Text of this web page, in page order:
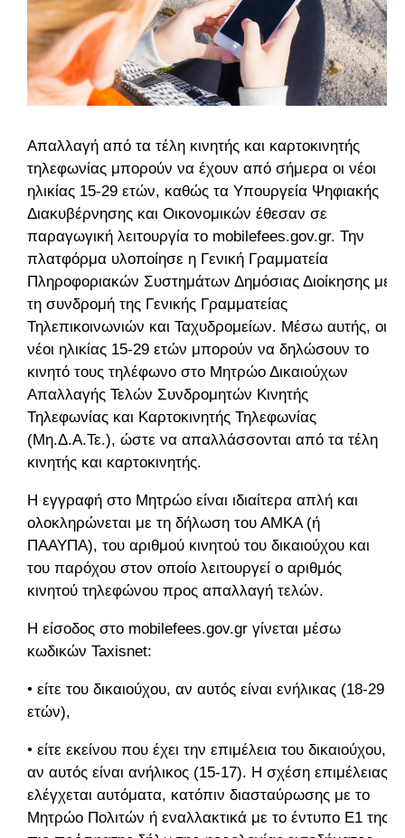
Απαλλαγή από τα τέλη κινητής και καρτοκινητής
τηλεφωνίας μπορούν να έχουν από σήμερα οι νέοι
ηλικίας 15-29 ετών, καθώς τα Υπουργεία Ψηφιακής
Διακυβέρνησης και Οικονομικών έθεσαν σε
παραγωγική λειτουργία το mobilefees.gov.gr. Την
πλατφόρμα υλοποίησε η Γενική Γραμματεία
Πληροφοριακών Συστημάτων Δημόσιας Διοίκησης με
τη συνδρομή της Γενικής Γραμματείας
Τηλεπικοινωνιών και Ταχυδρομείων. Μέσω αυτής, οι
νέοι ηλικίας 15-29 ετών μπορούν να δηλώσουν το
κινητό τους τηλέφωνο στο Μητρώο Δικαιούχων
Απαλλαγής Τελών Συνδρομητών Κινητής
Τηλεφωνίας και Καρτοκινητής Τηλεφωνίας
(Μη.Δ.Α.Τε.), ώστε να απαλλάσσονται από τα τέλη
κινητής και καρτοκινητής.
Η εγγραφή στο Μητρώο είναι ιδιαίτερα απλή και
ολοκληρώνεται με τη δήλωση του ΑΜΚΑ (ή
ΠΑΑΥΠΑ), του αριθμού κινητού του δικαιούχου και
του παρόχου στον οποίο λειτουργεί ο αριθμός
κινητού τηλεφώνου προς απαλλαγή τελών.
Η είσοδος στο mobilefees.gov.gr γίνεται μέσω
κωδικών Taxisnet:
• είτε του δικαιούχου, αν αυτός είναι ενήλικας (18-29
ετών),
• είτε εκείνου που έχει την επιμέλεια του δικαιούχου,
αν αυτός είναι ανήλικος (15-17). Η σχέση επιμέλειας
ελέγχεται αυτόματα, κατόπιν διασταύρωσης με το
Μητρώο Πολιτών ή εναλλακτικά με το έντυπο Ε1 της